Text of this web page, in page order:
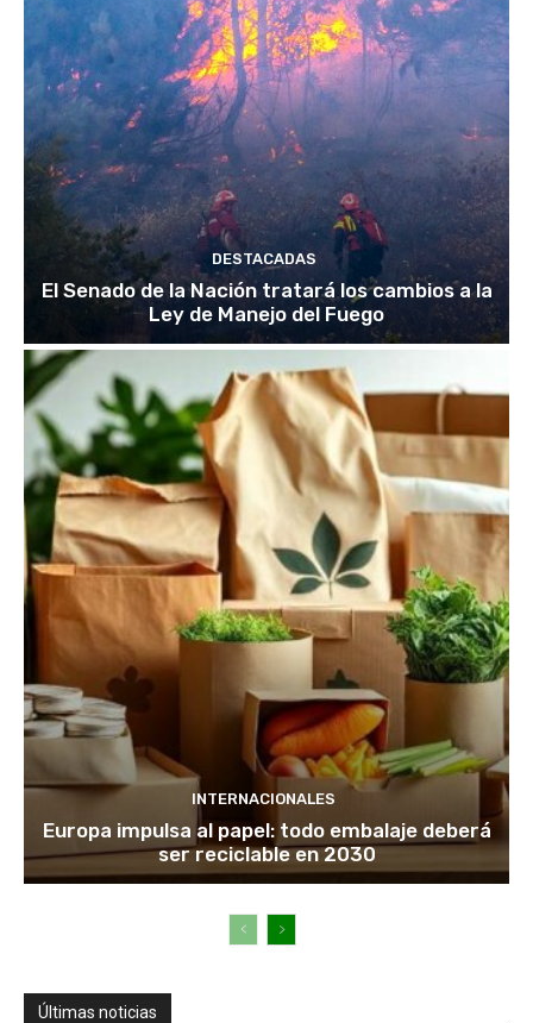
DESTACADAS
El Senado de la Nación tratará los cambios a la
Ley de Manejo del Fuego
INTERNACIONALES
Europa impulsa al papel: todo embalaje deberá
ser reciclable en 2030
Últimas noticias